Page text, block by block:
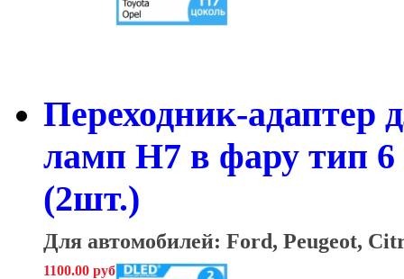
Переходник-адаптер
ламп H7 в фару тип
(2шт.)
Для автомобилей: Ford, Peugeot,
1100.00 руб